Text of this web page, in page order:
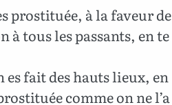
prostituée, à la faveur de
tous les passants, en te
es fait des hauts lieux, en
comme on ne l’a